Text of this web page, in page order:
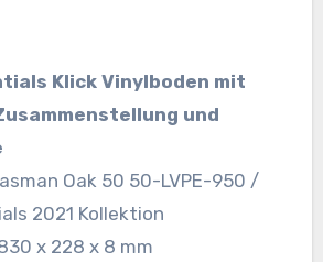
Klick Vinylboden mit
und
Oak 50 50-LVPE-950 /
2021 Kollektion
x 228 x 8 mm